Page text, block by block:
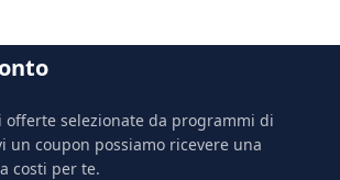
offerte selezionate da programmi di
un coupon possiamo ricevere una
costi per te.